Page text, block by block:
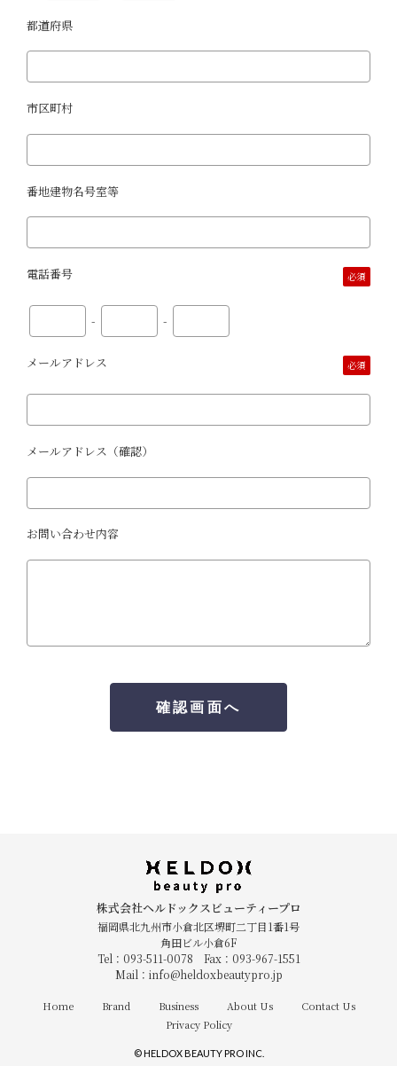
都道府県
市区町村
番地建物名号室等
電話番号 必須
- -
メールアドレス 必須
メールアドレス（確認）
お問い合わせ内容
株式会社ヘルドックスビューティープロ
福岡県北九州市小倉北区堺町二丁目1番1号
角田ビル小倉6F
Tel：093-511-0078 Fax：093-967-1551
Mail：info@heldoxbeautypro.jp
Home Brand Business About Us
Contact Us
Privacy Policy
© HELDOX BEAUTY PRO INC.